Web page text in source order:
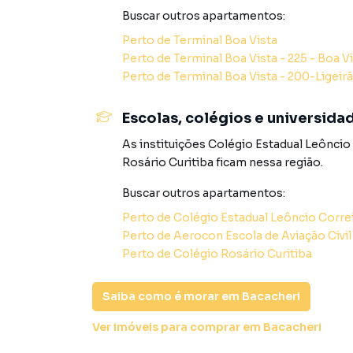
Sustentabilidade: Sistema de
O bairro Bacacheri é reconhecido por sua
Solare di Vincenza, você estará a poucos
lazer da cidade. Além disso, a região oferece
alcance.
Agende sua Visita e Conheça seu Novo Lar!
Aproveite esta oportunidade única de morar
contato e fale com um de nossos consultores.
Plantão de Vendas: (41) 98817-9404 / (41)
Atendimento Geral: (41) 3282-8100
Buscar outros apartamentos:
Perto de Terminal Boa Vista
Perto de Terminal Boa Vista - 225 - Boa
Perto de Terminal Boa Vista - 200-
Escolas, colégios e
As instituições Colégio Estadual
Rosário Curitiba ficam nessa região.
Buscar outros apartamentos:
Perto de Colégio Estadual Leôncio
Perto de Aerocon Escola de Aviação Civil
Perto de Colégio Rosário Curitiba
Saiba como é morar em Bacacheri
Ver imóveis para comprar em Bacacheri